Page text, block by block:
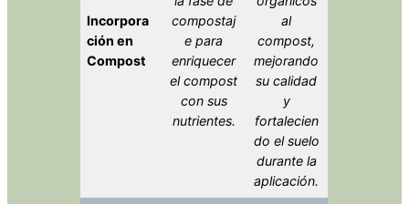
Incorpora
ción en
Compost
compostaj
e para
enriquecer
el compost
con sus
nutrientes.
al
compost,
mejorando
su calidad
y
fortalecien
do el suelo
durante la
aplicación.